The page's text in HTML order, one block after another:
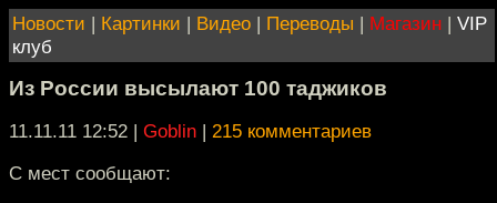
Новости | Картинки | Видео | Переводы | Магазин | VIP
клуб
Из России высылают 100 таджиков
11.11.11 12:52 | Goblin | 215 комментариев
С мест сообщают: